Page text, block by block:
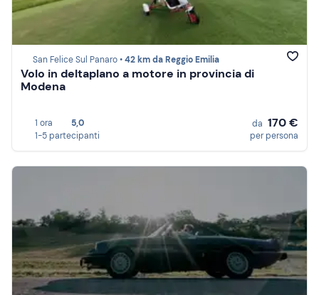
San Felice Sul Panaro •42 km da Reggio Emilia
Volo in deltaplano a motore in provincia di
Modena
1 ora
5,0
1-5 partecipanti
da 170 €
per persona